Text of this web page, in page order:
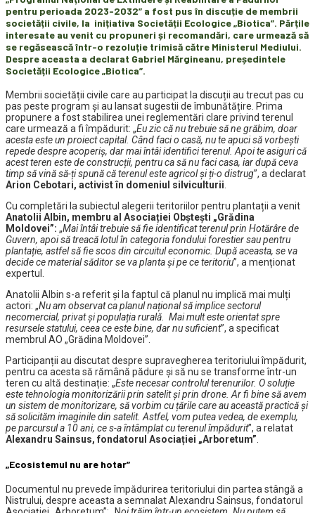
pentru perioada 2023-2032” a fost pus în discuție de membrii
societății civile, la inițiativa Societății Ecologice „Biotica”. Părțile
interesate au venit cu propuneri și recomandări, care urmează să
se regăsească într-o rezoluție trimisă către Ministerul Mediului.
Despre aceasta a declarat Gabriel Mărgineanu, președintele
Societății Ecologice „Biotica”.
Membrii societății civile care au participat la discuții au trecut pas cu
pas peste program și au lansat sugestii de îmbunătățire. Prima
propunere a fost stabilirea unei reglementări clare privind terenul
care urmează a fi împădurit: „Eu zic că nu trebuie să ne grăbim, doar
acesta este un proiect capital. Când faci o casă, nu te apuci să vorbești
repede despre acoperiș, dar mai întâi identifici terenul. Apoi te asiguri că
acest teren este de construcții, pentru ca să nu faci casa, iar după ceva
timp să vină să-ți spună că terenul este agricol și ți-o distrug”, a declarat
Arion Cebotari, activist în domeniul silviculturii.
Cu completări la subiectul alegerii teritoriilor pentru plantații a venit
Anatolii Albin, membru al Asociației Obștești „Grădina
Moldovei”: „Mai întâi trebuie să fie identificat terenul prin Hotărâre de
Guvern, apoi să treacă lotul în categoria fondului forestier sau pentru
plantație, astfel să fie scos din circuitul economic. După aceasta, se va
decide ce material săditor se va planta și pe ce teritoriu”, a menționat
expertul.
Anatolii Albin s-a referit și la faptul că planul nu implică mai mulți
actori: „Nu am observat ca planul național să implice sectorul
necomercial, privat și populația rurală. Mai mult este orientat spre
resursele statului, ceea ce este bine, dar nu suficient”, a specificat
membrul AO „Grădina Moldovei”.
Participanții au discutat despre supravegherea teritoriului împădurit,
pentru ca acesta să rămână pădure și să nu se transforme într-un
teren cu altă destinație: „Este necesar controlul terenurilor. O soluție
este tehnologia monitorizării prin satelit și prin drone. Ar fi bine să avem
un sistem de monitorizare, să vorbim cu țările care au această practică și
să solicităm imaginile din satelit. Astfel, vom putea vedea, de exemplu,
pe parcursul a 10 ani, ce s-a întâmplat cu terenul împădurit”, a relatat
Alexandru Sainsus, fondatorul Asociației „Arboretum”.
„Ecosistemul nu are hotar”
Documentul nu prevede împădurirea teritoriului din partea stângă a
Nistrului, despre aceasta a semnalat Alexandru Sainsus, fondatorul